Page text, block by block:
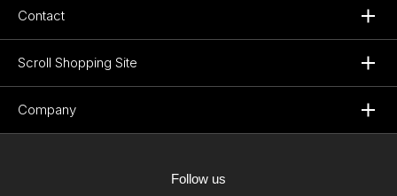
Contact
Scroll Shopping Site
Company
Follow us